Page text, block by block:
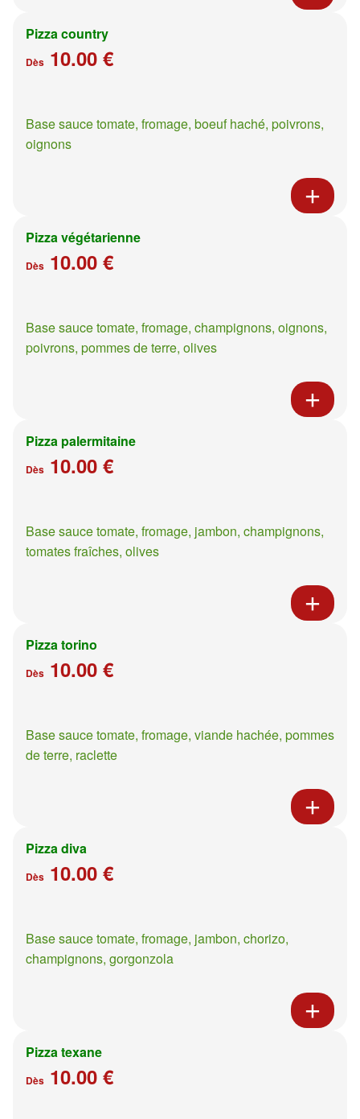
Pizza country
Dès 10.00 €
Base sauce tomate, fromage, boeuf haché, poivrons,
oignons
Pizza végétarienne
Dès 10.00 €
Base sauce tomate, fromage, champignons, oignons,
poivrons, pommes de terre, olives
Pizza palermitaine
Dès 10.00 €
Base sauce tomate, fromage, jambon, champignons,
tomates fraîches, olives
Pizza torino
Dès 10.00 €
Base sauce tomate, fromage, viande hachée, pommes
de terre, raclette
Pizza diva
Dès 10.00 €
Base sauce tomate, fromage, jambon, chorizo,
champignons, gorgonzola
Pizza texane
Dès 10.00 €